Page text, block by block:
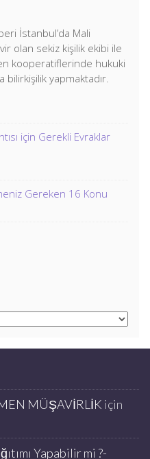
İstanbul’da Mali
olan sekiz kişilik ekibi ile
kooperatiflerinde hukuki
bilirkişilik yapmaktadır.
için Gerekli Evraklar
Gereken 16 Konu
MÜŞAVİRLİK için
Yapabilir mi ?-